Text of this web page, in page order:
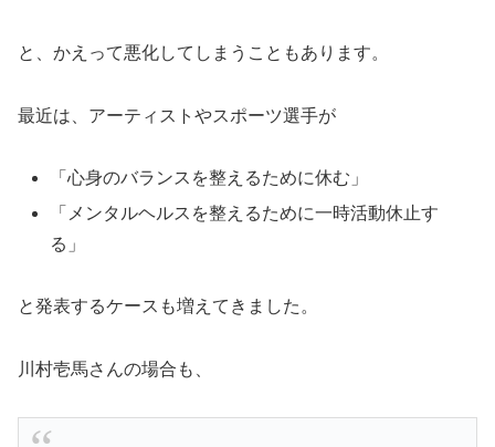
と、かえって悪化してしまうこともあります。
最近は、アーティストやスポーツ選手が
「心身のバランスを整えるために休む」
「メンタルヘルスを整えるために一時活動休止す
る」
と発表するケースも増えてきました。
川村壱馬さんの場合も、